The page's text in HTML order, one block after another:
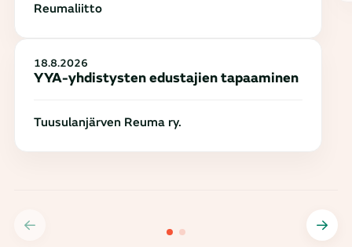
Reumaliitto
18.8.2026
YYA-yhdistysten edustajien tapaaminen
Tuusulanjärven Reuma ry.